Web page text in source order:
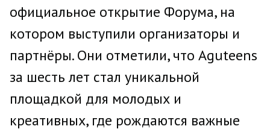
официальное открытие Форума, на
котором выступили организаторы и
партнёры. Они отметили, что Aguteens
за шесть лет стал уникальной
площадкой для молодых и
креативных, где рождаются важные